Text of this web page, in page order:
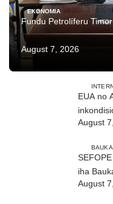
EKONOMIA
Fundu Petrolíferu
August 7, 2026
EUA no
August
iha
August